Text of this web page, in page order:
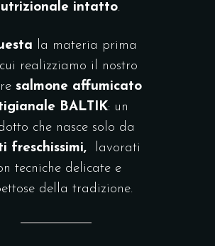
intatto.
la materia prima
realizziamo il nostro
salmone affumicato
BALTIK: un
che nasce solo da
freschissimi,
lavorati
tecniche delicate e
della tradizione.